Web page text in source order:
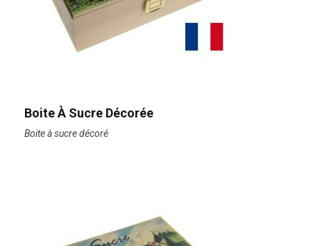
Boite À Sucre Décorée
Boite à sucre décoré